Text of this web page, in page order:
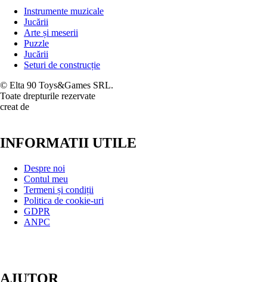
Instrumente muzicale
Jucării
Arte și meserii
Puzzle
Jucării
Seturi de construcție
© Elta 90 Toys&Games SRL.
Toate drepturile rezervate
creat de
INFORMATII UTILE
Despre noi
Contul meu
Termeni și condiții
Politica de cookie-uri
GDPR
ANPC
AJUTOR